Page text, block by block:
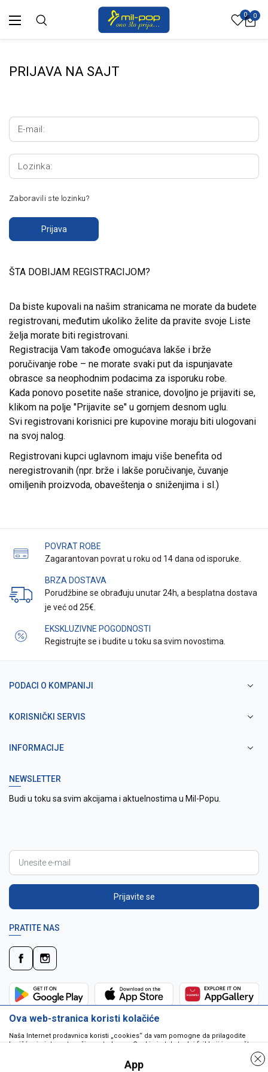
0 0
PRIJAVA NA SAJT
E-mail:
Lozinka:
Zaboravili ste lozinku?
Prijava
ŠTA DOBIJAM REGISTRACIJOM?
Da biste kupovali na našim stranicama ne morate da budete
registrovani, međutim ukoliko želite da pravite svoje Liste
želja morate biti registrovani.
Registracija Vam takođe omogućava lakše i brže
poručivanje robe – ne morate svaki put da ispunjavate
obrasce sa neophodnim podacima za isporuku robe.
Kada ponovo posetite naše stranice, dovoljno je prijaviti se,
klikom na polje "Prijavite se" u gornjem desnom uglu.
Svi registrovani korisnici pre kupovine moraju biti ulogovani
na svoj nalog.
Registrovani kupci uglavnom imaju više benefita od
neregistrovanih (npr. brže i lakše poručivanje, čuvanje
omiljenih proizvoda, obaveštenja o sniženjima i sl.)
POVRAT ROBE
Zagarantovan povrat u roku od 14 dana od isporuke.
BRZA DOSTAVA
Porudžbine se obrađuju unutar 24h, a besplatna dostava
je već od 25€.
EKSKLUZIVNE POGODNOSTI
Registrujte se i budite u toku sa svim novostima.
PODACI O KOMPANIJI
KORISNIČKI SERVIS
INFORMACIJE
NEWSLETTER
Budi u toku sa svim akcijama i aktuelnostima u Mil-Popu.
Prijavite se
PRATITE NAS
Ova web-stranica koristi kolačiće
Naša Internet prodavnica koristi „cookies“ da vam pomogne da prilagodite
korišćenje interneta vašim potrebama. Cookie je tekstualni fajl koji je smešten
da pokrenu program ili da isporuče virus vašem računaru. Cookie-i su
jedinstveno dodeljeni vama, i jedino mogu biti pročitani od strane web servera
App